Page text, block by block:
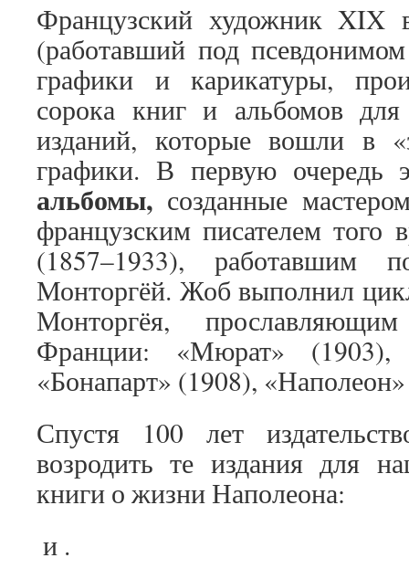
Французский художник XIX
(работавший под
графики и карикатуры,
сорока книг и альбомов
изданий, которые вошли в
графики. В первую очередь
альбомы, созданные
французским писателем того
(1857–1933), работавшим
Монторгёй. Жоб выполнил
Монторгёя,
Франции: «Мюрат»
«Бонапарт» (1908),
Спустя 100 лет
возродить те издания для
книги о жизни Наполеона:
и .